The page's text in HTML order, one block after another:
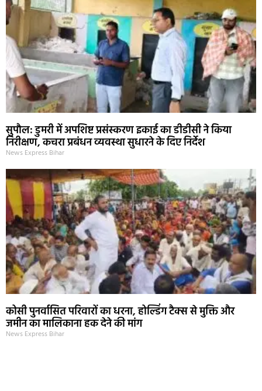
सुपौल: डुमरी में अपशिष्ट प्रसंस्करण इकाई का डीडीसी ने किया
निरीक्षण, कचरा प्रबंधन व्यवस्था सुधारने के दिए निर्देश
News Express Bihar
कोसी पुनर्वासित परिवारों का धरना, होल्डिंग टैक्स से मुक्ति और
जमीन का मालिकाना हक देने की मांग
News Express Bihar